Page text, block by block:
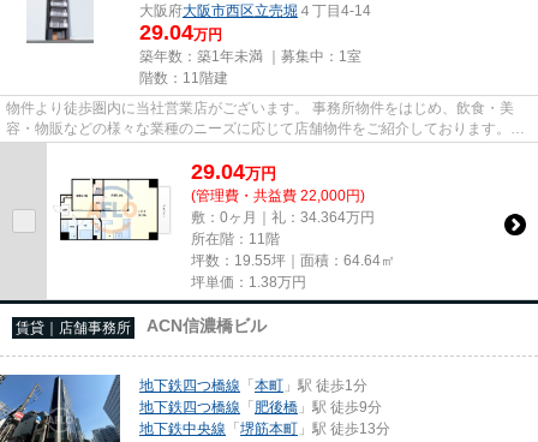
大阪府大阪市西区立売堀 ４丁目4-14
29.04万円
築年数：築1年未満 ｜募集中： 1室
階数：11階建
物件より徒歩圏内に当社営業店がございます。 事務所物件をはじめ、飲食・美
容・物販などの様々な業種のニーズに応じて店舗物件をご紹介しております。
尚、弊社ではおとり広告は一切...
29.04万円
(管理費・共益費 22,000円)
敷：0ヶ月｜礼：34.364万円
所在階：11階
坪数：19.55坪｜面積：64.64㎡
坪単価： 1.38万円
賃貸｜店舗事務所 ACN信濃橋ビル
地下鉄四つ橋線 「本町 」駅 徒歩1分
地下鉄四つ橋線 「肥後橋 」駅 徒歩9分
地下鉄中央線 「堺筋本町 」駅 徒歩13分